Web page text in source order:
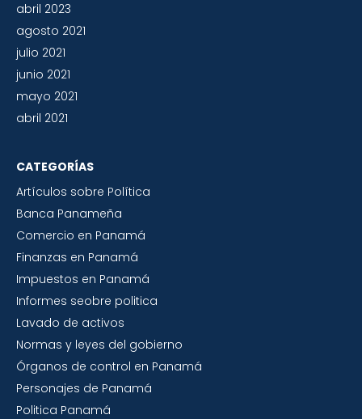
abril 2023
agosto 2021
julio 2021
junio 2021
mayo 2021
abril 2021
CATEGORÍAS
Artículos sobre Política
Banca Panameña
Comercio en Panamá
Finanzas en Panamá
Impuestos en Panamá
Informes seobre politica
Lavado de activos
Normas y leyes del gobierno
Órganos de control en Panamá
Personajes de Panamá
Politica Panamá